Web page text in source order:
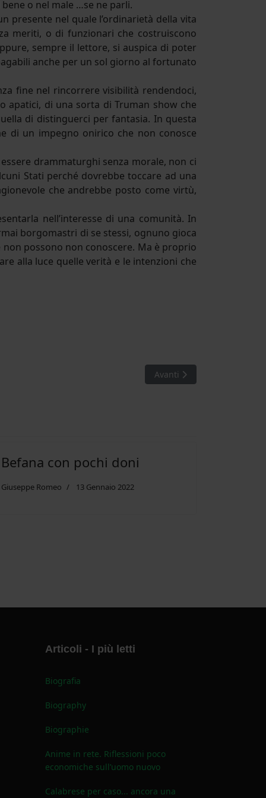
o nel male …se ne parli.
presente nel quale l’ordinarietà della vita
meriti, o di funzionari che costruiscono
sempre il lettore, si auspica di poter
anche per un sol giorno al fortunato
fine nel rincorrere visibilità rendendoci,
di una sorta di Truman show che
di distinguerci per fantasia. In questa
di un impegno onirico che non conosce
drammaturghi senza morale, non ci
Stati perché dovrebbe toccare ad una
che andrebbe posto come virtù,
nell’interesse di una comunità. In
borgomastri di se stessi, ognuno gioca
possono non conoscere. Ma è proprio
alla luce quelle verità e le intenzioni che
Articolo successivo: Infinite
Avanti
Befana con pochi doni
Giuseppe Romeo 13 Gennaio 2022
Articoli - I più letti
Biografia
Biography
Biographie
Anime in rete. Riflessioni poco
economiche sull’uomo nuovo
Calabrese per caso... ancora una